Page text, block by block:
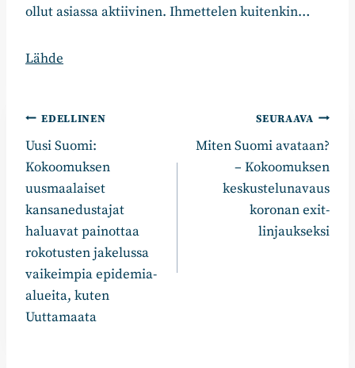
ollut asiassa aktiivinen. Ihmettelen kuitenkin…
Lähde
Artikkelien
selaus
EDELLINEN
Uusi Suomi:
Kokoomuksen
uusmaalaiset
kansanedustajat
haluavat painottaa
rokotusten jakelussa
vaikeimpia epidemia-
alueita, kuten
Uuttamaata
SEURAAVA
Miten Suomi avataan?
– Kokoomuksen
keskustelunavaus
koronan exit-
linjaukseksi